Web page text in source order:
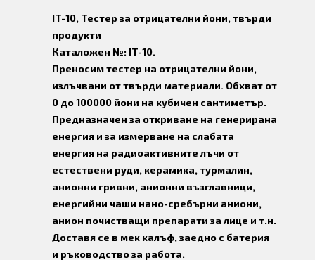
IT-10, Тестер за отрицателни йони, твърди
продукти
Каталожен №: IT-10.
Преносим тестер на отрицателни йони,
излъчвани от твърди материали. Обхват от
0 до 100000 йони на кубичен сантиметър.
Предназначен за откриване на генерирана
енергия и за измерване на слабата
енергия на радиоактивните лъчи от
естествени руди, керамика, турмалин,
анионни гривни, анионни възглавници,
енергийни чаши нано-сребърни аниони,
анион почистващи препарати за лице и т.н.
Доставя се в мек калъф, заедно с батерия
и ръководство за работа.